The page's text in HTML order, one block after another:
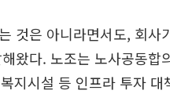
것은 아니라면서도, 회사
왔다. 노조는 노사공동합
지시설 등 인프라 투자